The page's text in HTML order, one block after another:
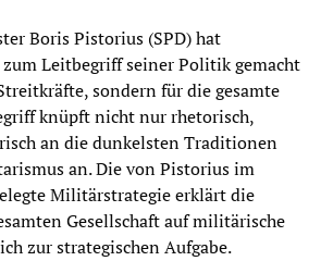
Boris Pistorius (SPD) hat
Leitbegriff seiner Politik gemacht
sondern für die gesamte
knüpft nicht nur rhetorisch,
an die dunkelsten Traditionen
an. Die von Pistorius im
Militärstrategie erklärt die
Gesellschaft auf militärische
zur strategischen Aufgabe.